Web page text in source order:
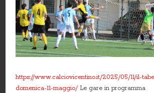
https://www.calciovicentino.it/2025/05/11/il-
domenica-11-maggio/ Le gare in programma